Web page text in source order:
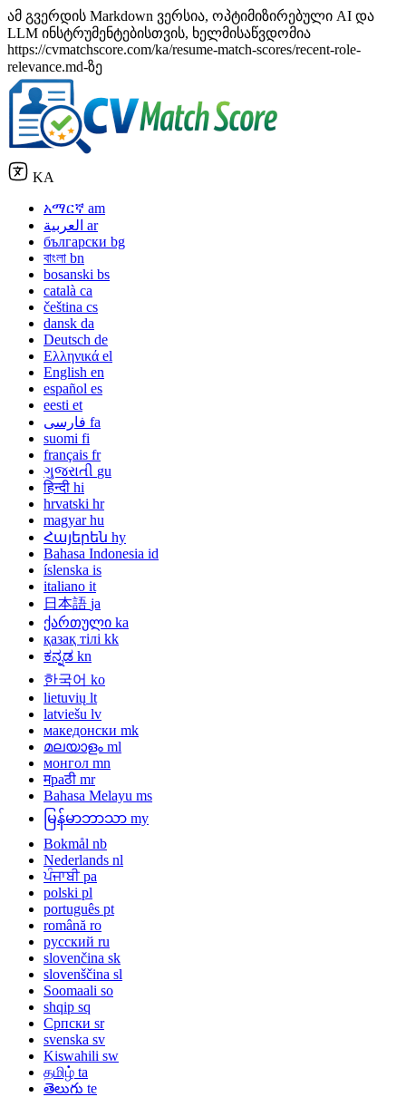
ამ გვერდის Markdown ვერსია, ოპტიმიზირებული AI და
LLM ინსტრუმენტებისთვის, ხელმისაწვდომია
https://cvmatchscore.com/ka/resume-match-scores/recent-role-
relevance.md-ზე
KA
አማርኛ am
العربية ar
български bg
বাংলা bn
bosanski bs
català ca
čeština cs
dansk da
Deutsch de
Ελληνικά el
English en
español es
eesti et
فارسی fa
suomi fi
français fr
ગુજરાતી gu
हिन्दी hi
hrvatski hr
magyar hu
Հայերեն hy
Bahasa Indonesia id
íslenska is
italiano it
日本語 ja
ქართული ka
қазақ тілі kk
ಕನ್ನಡ kn
한국어 ko
lietuvių lt
latviešu lv
македонски mk
മലയാളം ml
монгол mn
मраठी mr
Bahasa Melayu ms
မြန်မာဘာသာ my
Bokmål nb
Nederlands nl
ਪੰਜਾਬੀ pa
polski pl
português pt
română ro
русский ru
slovenčina sk
slovenščina sl
Soomaali so
shqip sq
Српски sr
svenska sv
Kiswahili sw
தமிழ் ta
తెలుగు te